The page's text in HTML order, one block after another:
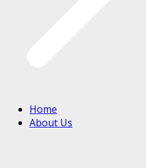
Home
About Us